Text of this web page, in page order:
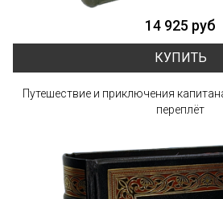
14 925 руб
КУПИТЬ
Путешествие и приключения
переплёт